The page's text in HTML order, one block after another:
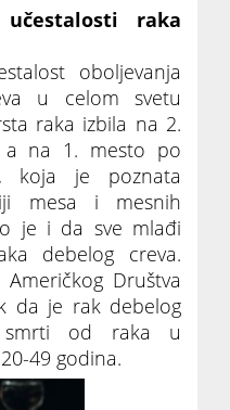
raka
oboljevanja
u celom svetu
raka izbila na 2.
a na 1. mesto po
koja je poznata
mesa i mesnih
je i da sve mlađi
debelog creva.
Društva
da je rak debelog
smrti od raka u
49 godina.